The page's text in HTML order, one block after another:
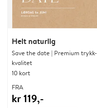
Helt naturlig
Save the date | Premium trykk-
kvalitet
10 kort
FRA
kr 119,-